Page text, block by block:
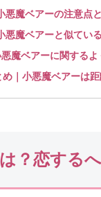
悪魔ベアーの注意点
悪魔ベアーと似てい
悪魔ベアーに関する
め｜小悪魔ベアーは
？恋する